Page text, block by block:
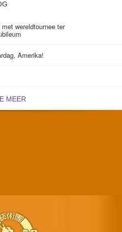
wereldtournee ter
Amerika!
MEER